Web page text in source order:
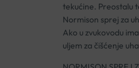
tekućine. Preostalu
Normison sprej za
Ako u zvukovodu
uljem za čišćenje